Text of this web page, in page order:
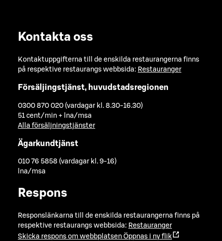
Kontakta oss
Kontaktuppgifterna till de enskilda restaurangerna finns
på respektive restaurangs webbsida: Restauranger
Försäljingstjänst, huvudstadsregionen
0300 870 020 (vardagar kl. 8.30-16.30)
51 cent/min + lna/msa
Alla försäljningstjänster
Ägarkundtjänst
010 76 5858 (vardagar kl. 9-16)
lna/msa
Respons
Responslänkarna till de enskilda restaurangerna finns på
respektive restaurangs webbsida: Restauranger
Skicka respons om webbplatsen Öppnas i ny flik